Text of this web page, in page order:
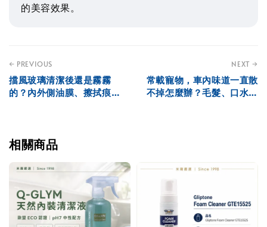
的美容效果。
← PREVIOUS
擋風玻璃清潔後還是霧霧
的？內外側油膜、擦拭痕與
NEXT →
常載寵物，車內味道一直散
不掉怎麼辦？毛髮、口水與
相關商品